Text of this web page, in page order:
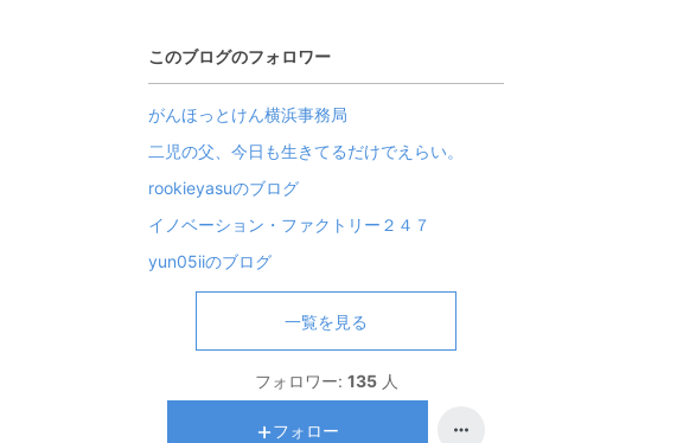
このブログのフォロワー
がんほっとけん横浜事務局
二児の父、今日も生きてるだけでえらい。
rookieyasuのブログ
イノベーション・ファクトリー２４７
yun05iiのブログ
一覧を見る
フォロワー: 135 人
フォロー